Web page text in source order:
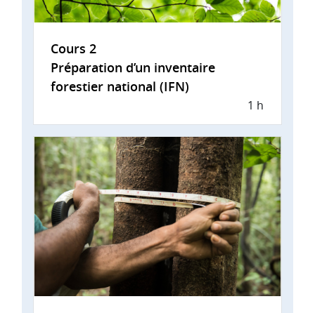
Cours 2
Préparation d’un inventaire
forestier national (IFN)
1 h